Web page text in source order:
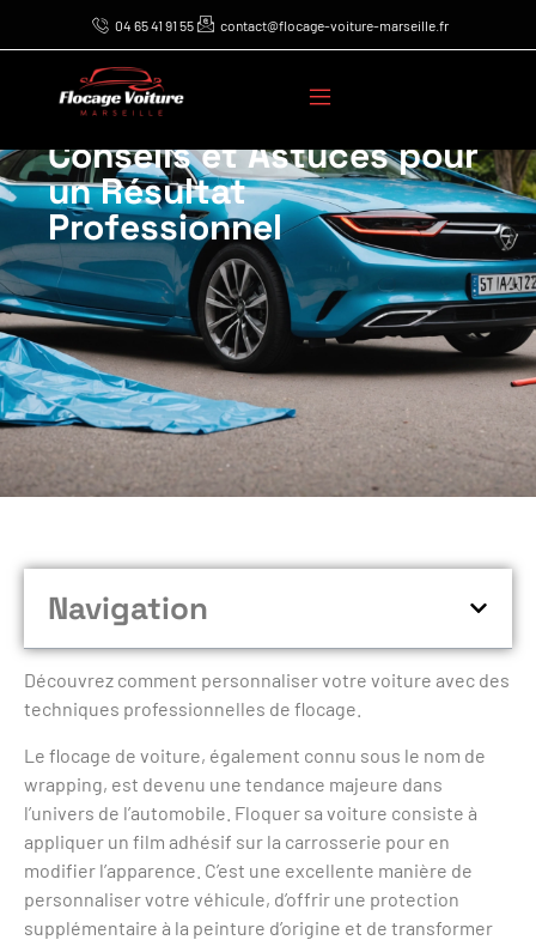
04 65 41 91 55 contact@flocage-voiture-marseille.fr
Guide Pratique pour
Floquer Votre Voiture :
Conseils et Astuces pour
un Résultat
Professionnel
Navigation
Découvrez comment personnaliser votre voiture avec des
techniques professionnelles de flocage.
Le flocage de voiture, également connu sous le nom de
wrapping, est devenu une tendance majeure dans
l’univers de l’automobile. Floquer sa voiture consiste à
appliquer un film adhésif sur la carrosserie pour en
modifier l’apparence. C’est une excellente manière de
personnaliser votre véhicule, d’offrir une protection
supplémentaire à la peinture d’origine et de transformer